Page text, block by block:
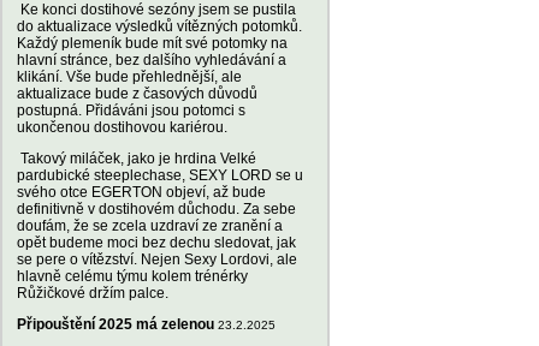
Ke konci dostihové sezóny jsem se pustila
do aktualizace výsledků vítězných potomků.
Každý plemeník bude mít své potomky na
hlavní stránce, bez dalšího vyhledávání a
klikání. Vše bude přehlednější, ale
aktualizace bude z časových důvodů
postupná. Přidáváni jsou potomci s
ukončenou dostihovou kariérou.
Takový miláček, jako je hrdina Velké
pardubické steeplechase, SEXY LORD se u
svého otce EGERTON objeví, až bude
definitivně v dostihovém důchodu. Za sebe
doufám, že se zcela uzdraví ze zranění a
opět budeme moci bez dechu sledovat, jak
se pere o vítězství. Nejen Sexy Lordovi, ale
hlavně celému týmu kolem trénérky
Růžičkové držím palce.
Připouštění 2025 má zelenou 23.2.2025